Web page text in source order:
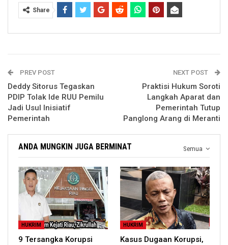
Share
PREV POST
Deddy Sitorus Tegaskan
PDIP Tolak Ide RUU Pemilu
Jadi Usul Inisiatif
Pemerintah
NEXT POST
Praktisi Hukum Soroti
Langkah Aparat dan
Pemerintah Tutup
Panglong Arang di Meranti
Semua
ANDA MUNGKIN JUGA BERMINAT
HUKRIM
9 Tersangka Korupsi
HUKRIM
Kasus Dugaan Korupsi,